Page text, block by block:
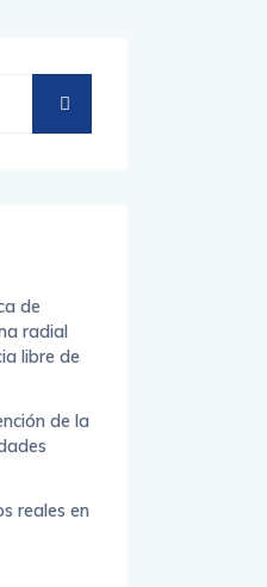
de
radial
libre de
de la
reales en